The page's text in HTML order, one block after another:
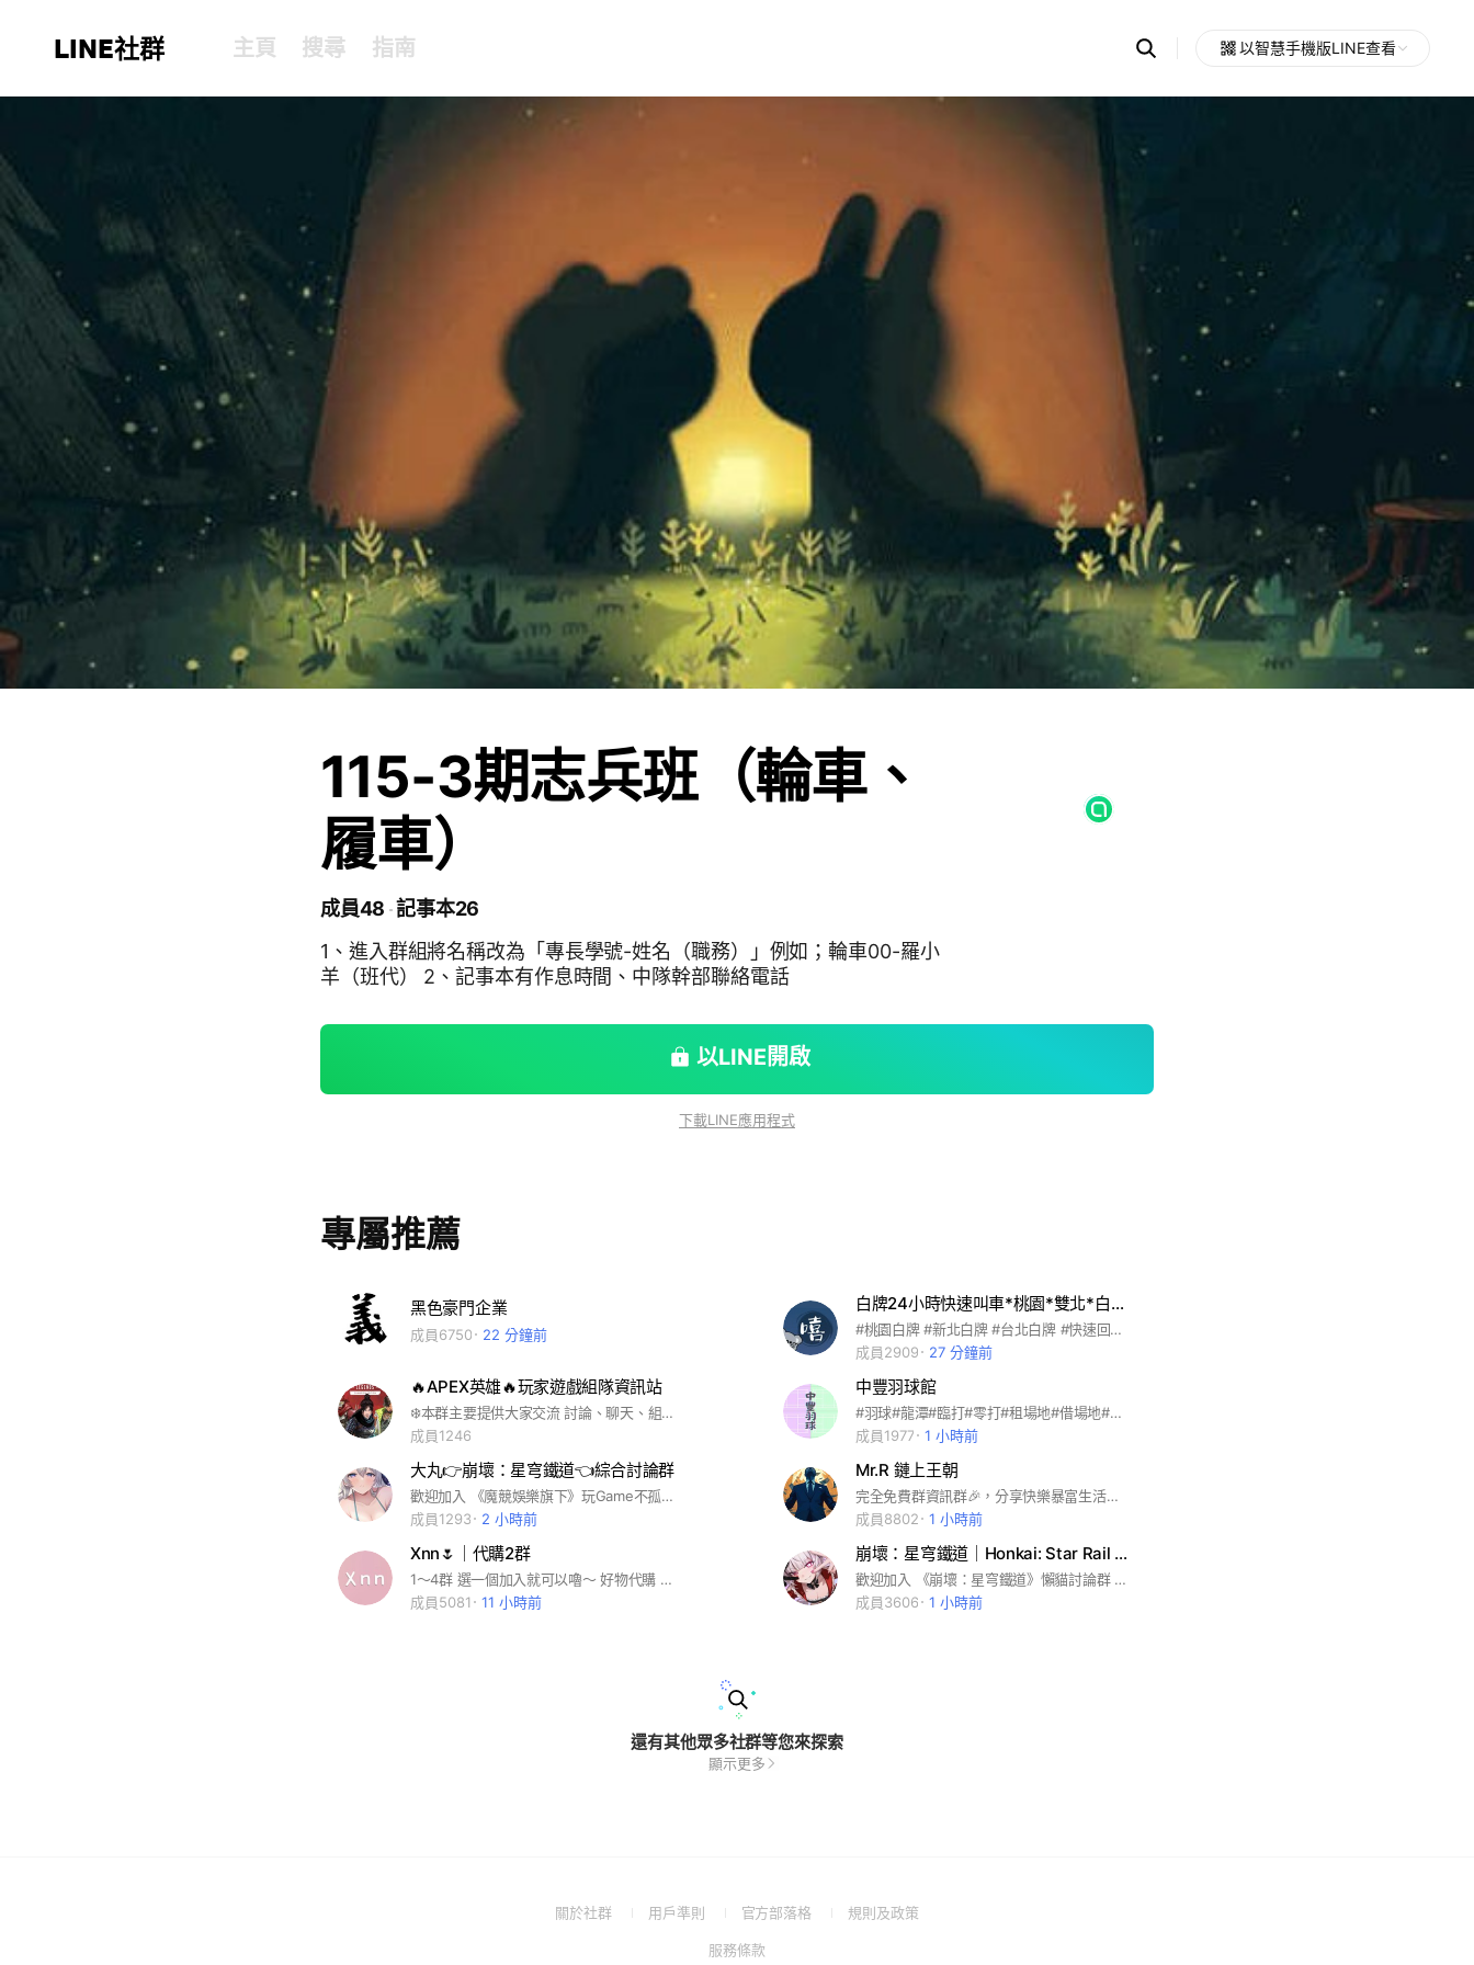
LINE社群 主頁 搜尋 指南 Search
OpenChats
messages
search
以智慧手機版LINE查看
115-3期志兵班（輪車、
履車）
成員48 記事本26
1、進入群組將名稱改為「專長學號-姓名（職務）」例如；輪車00-羅小
羊（班代） 2、記事本有作息時間、中隊幹部聯絡電話
以LINE開啟
下載LINE應用程式
專屬推薦
黑色豪門企業
成員6750 22 分鐘前
白牌24小時快速叫車*桃園*雙北*白牌*機場接送*包車*跨縣市旅遊*代駕*計程車*Uber
#桃園白牌 #新北白牌 #台北白牌 #快速回覆 #夜間市區保證5分鐘內給車號#平鎮白牌 #中壢白牌 #南崁白牌 #楊梅白牌 #龍潭白牌 #內壢白牌 #新莊白牌 #三重白牌 #蘆洲白牌 #大園白牌 #基隆白牌 #上學白牌 #機場白牌 #高鐵白牌 #快速白牌 #不用等白牌 #桃園叫車 #平鎮叫車 #中壢叫車 #啟英叫車 #育達叫車 #湖口叫車 #新竹叫車 #桃園到台北 #台北到桃園
成員2909
27 分鐘前
🔥APEX英雄🔥玩家遊戲組隊資訊站
❄️本群主要提供大家交流 討論、聊天、組隊 ❄️請避免使用激烈字眼 惡言、髒話 ❄️嚴禁討論政治、宗教、種族...等議題 ❄️請勿(私下)騷擾其他聊天成員 ❄️有遊戲相關資訊，攻略，公會招募，交流心得可自由PO，其餘要貼記事本請向管理員告知
成員1246
中豐羽球館
#羽球#龍潭#臨打#零打#租場地#借場地#比賽#活動#教練
成員1977
1 小時前
大丸👉崩壞：星穹鐵道👈綜合討論群
歡迎加入 《魔競娛樂旗下》玩Game不孤單系列社群-本群目前有實況主：大丸 進駐 進群後請優先閱讀記事本群規： (★) 本群風氣自由，主要供大家交流心得、聊天、組隊、勿惡意洗版 (❌)【本群禁止】未經管理員授權通過之代儲商任何廣告行為 祝各位都是歐洲人（●′∀‵）ノ♡ #崩壞4 #鐵道 #星穹鐵道 #大丸 #winds
成員1293
2 小時前
Mr.R 鏈上王朝
完全免費群資訊群🎉，分享快樂暴富生活。💵🤩💎 不收資金、不代操、不賣課程、不提供任何平台服務、不構成任何投資建議 律師團在群內誹謗必吿
成員8802
1 小時前
Xnn🌷｜代購2群
1～4群 選一個加入就可以嚕～ 好物代購 買的開心🤍
成員5081
11 小時前
崩壞：星穹鐵道｜Honkai: Star Rail 綜合討論群
歡迎加入 《崩壞：星穹鐵道》懶貓討論群 -本群目前有實況主：懶貓 進駐 進群後還優先閱讀記事本群規： (★) 本群風氣自由，主要供大家交流心得、聊天、組隊、勿惡意洗版 (❌)【本群禁止】未經管理員授權通過之代儲商任何廣告行為 祝各位都是歐洲人（●′∀‵）ノ♡ #崩壞4#星穹鐵道#魔競#玩Game#懶貓
成員3606
1 小時前
還有其他眾多社群等您來探索
顯示更多
關於社群
(Open用戶準則
(Open
a
官方部落格
(Open規則及政策(Open
服務條款(Open